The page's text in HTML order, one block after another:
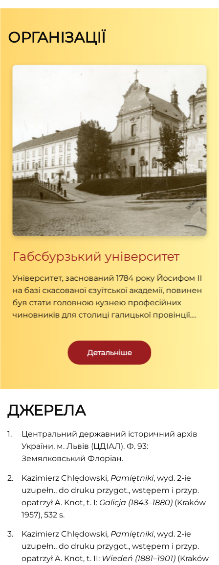
ОРГАНІЗАЦІЇ
Габсбурзький університет
Університет, заснований 1784 року Йосифом ІІ
на базі скасованої єзуїтської академії, повинен
був стати головною кузнею професійних
чиновників для столиці галицької провінції.
досліджень, а на підготовці управлінців. Після
численних змін, зокрема, пониження статусу
до ліцею, у 1817 році університет
такому стані інституція проіснувала до кінця
Детальніше
ДЖЕРЕЛА
Центральний державний історичний архів
України, м. Львів (ЦДІАЛ). Ф. 93:
Земялковський Флоріан.
Kazimierz Chlędowski, Pamiętniki, wyd. 2-ie
uzupełn., do druku przygot., wstępem i przyp.
opatrzył A. Knot, t. I: Galicja (1843–1880)(Kraków
1957), 532 s.
Kazimierz Chlędowski, Pamiętniki, wyd. 2-ie
uzupełn., do druku przygot., wstępem i przyp.
opatrzył A. Knot, t. II: Wiedeń (1881–1901)(Kraków